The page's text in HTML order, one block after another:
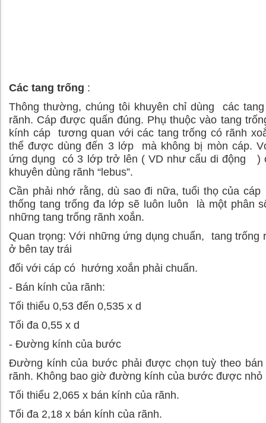
Các tang trống :
Thông thường, chúng tôi khuyên chỉ dùng các
rãnh. Cáp được quấn đúng. Phụ thuộc vào tang
kính cáp tương quan với các tang trống có rãnh
thể được dùng đến 3 lớp mà không bị mòn cáp.
ứng dụng có 3 lớp trở lên ( VD như cẩu di động )
khuyên dùng rãnh “lebus”.
Cần phải nhớ rằng, dù sao đi nữa, tuổi thọ của
thống tang trống đa lớp sẽ luôn luôn là một phân
những tang trống rãnh xoắn.
Quan trọng: Với những ứng dụng chuẩn, tang trống
ở bên tay trái
đối với cáp có hướng xoắn phải chuẩn.
- Bán kính của rãnh:
Tối thiểu 0,53 đến 0,535 x d
Tối đa 0,55 x d
- Đường kính của bước
Đường kính của bước phải được chọn tuỳ theo bán
rãnh. Không bao giờ đường kính của bước được nhỏ
Tối thiểu 2,065 x bán kính của rãnh.
Tối đa 2,18 x bán kính của rãnh.